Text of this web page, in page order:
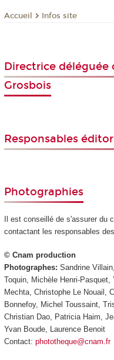
Accueil Infos site
Directrice
Grosbois
Responsables
Photographies
Il est conseillé de s'assurer du
contactant les responsables
© Cnam production
Photographes: Sandrine
Toquin, Michèle Henri-
Mechta, Christophe Le Nouail,
Bonnefoy, Michel Toussaint,
Christian Dao, Patricia Haim,
Yvan Boude, Laurence Benoit
Contact: phototheque@cnam.fr